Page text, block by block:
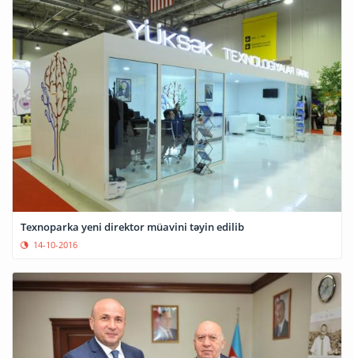
Texnoparka yeni direktor müavini təyin edilib
14-10-2016